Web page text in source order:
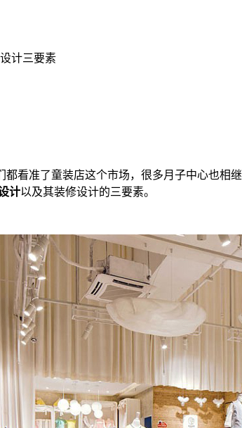
计三要素
准了童装店这个市场，很多月子中心也相
计以及其装修设计的三要素。